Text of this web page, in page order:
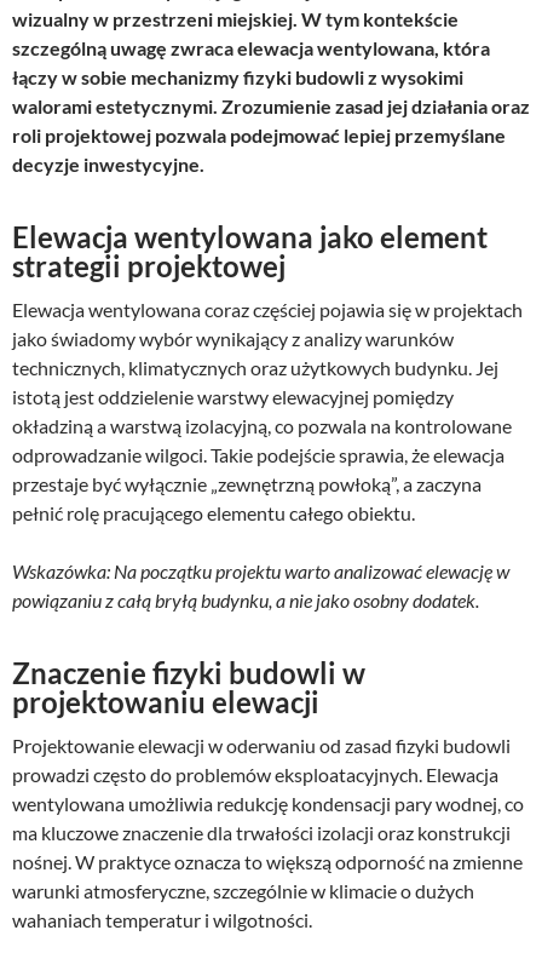
wizualny w przestrzeni miejskiej. W tym kontekście
szczególną uwagę zwraca elewacja wentylowana, która
łączy w sobie mechanizmy fizyki budowli z wysokimi
walorami estetycznymi. Zrozumienie zasad jej działania oraz
roli projektowej pozwala podejmować lepiej przemyślane
decyzje inwestycyjne.
Elewacja wentylowana jako element
strategii projektowej
Elewacja wentylowana coraz częściej pojawia się w projektach
jako świadomy wybór wynikający z analizy warunków
technicznych, klimatycznych oraz użytkowych budynku. Jej
istotą jest oddzielenie warstwy elewacyjnej pomiędzy
okładziną a warstwą izolacyjną, co pozwala na kontrolowane
odprowadzanie wilgoci. Takie podejście sprawia, że elewacja
przestaje być wyłącznie „zewnętrzną powłoką”, a zaczyna
pełnić rolę pracującego elementu całego obiektu.
Wskazówka: Na początku projektu warto analizować elewację w
powiązaniu z całą bryłą budynku, a nie jako osobny dodatek.
Znaczenie fizyki budowli w
projektowaniu elewacji
Projektowanie elewacji w oderwaniu od zasad fizyki budowli
prowadzi często do problemów eksploatacyjnych. Elewacja
wentylowana umożliwia redukcję kondensacji pary wodnej, co
ma kluczowe znaczenie dla trwałości izolacji oraz konstrukcji
nośnej. W praktyce oznacza to większą odporność na zmienne
warunki atmosferyczne, szczególnie w klimacie o dużych
wahaniach temperatur i wilgotności.